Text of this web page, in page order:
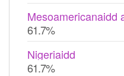
Mesoamericanaidd
61.7%
Nigeriaidd
61.7%